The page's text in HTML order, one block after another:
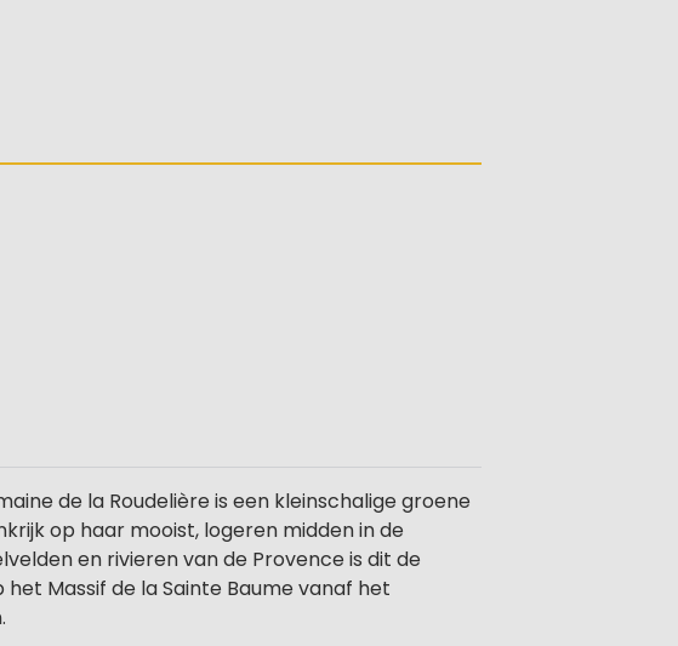
de la Roudelière is een kleinschalige groene
op haar mooist, logeren midden in de
en rivieren van de Provence is dit de
Massif de la Sainte Baume vanaf het